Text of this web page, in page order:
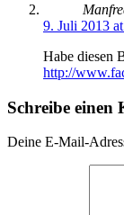
9. Juli 2013
Habe diesen
http://
Schreibe einen
Deine E-Mail-